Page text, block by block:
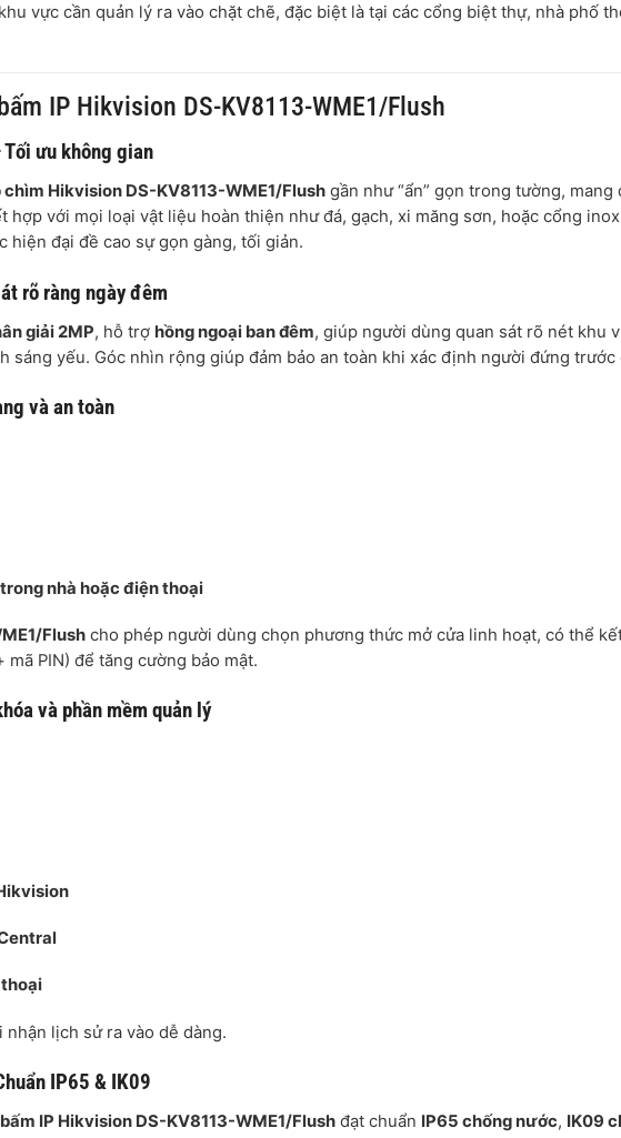
vực cần quản lý ra vào chặt chẽ, đặc biệt là tại các cổng biệt thự, nhà phố
IP Hikvision DS-KV8113-WME1/Flush
ưu không gian
chìm Hikvision DS-KV8113-WME1/Flush gần như “ẩn” gọn trong tường, mang
hợp với mọi loại vật liệu hoàn thiện như đá, gạch, xi măng sơn, hoặc cổng
hiện đại đề cao sự gọn gàng, tối giản.
rõ ràng ngày đêm
giải 2MP, hỗ trợ hồng ngoại ban đêm, giúp người dùng quan sát rõ nét khu
sáng yếu. Góc nhìn rộng giúp đảm bảo an toàn khi xác định người đứng trước
và an toàn
nhà hoặc điện thoại
Flush cho phép người dùng chọn phương thức mở cửa linh hoạt, có thể
PIN) để tăng cường bảo mật.
và phần mềm quản lý
lịch sử ra vào dễ dàng.
IP65 & IK09
IP Hikvision DS-KV8113-WME1/Flush đạt chuẩn IP65 chống nước, IK09